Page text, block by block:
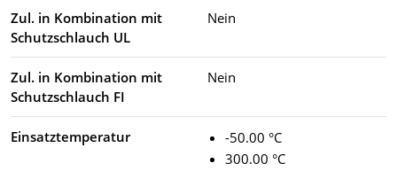
Zul. in Kombination mit
Schutzschlauch UL
Nein
Zul. in Kombination mit
Schutzschlauch FI
Nein
Einsatztemperatur
-50.00 °C
300.00 °C